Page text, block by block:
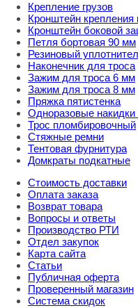
Крепление грузов
Кронштейн крепления
Кронштейн боковой
Петля бортовая 90 мм
Резиновый
Наконечник для троса
Зажим для троса 6 мм
Зажим для троса 8 мм
Пряжка пятистенка
Одноразовые накидки
Трос пломбировочный
Стяжные ремни
Тентовая фурнитура
Домкраты подкатные
Стоимость доставки
Оплата заказа
Возврат товара
Вопросы и ответы
Производство РТИ
Отдел закупок
Карта сайта
Статьи
Публичная оферта
Проверенный магазин
Система скидок